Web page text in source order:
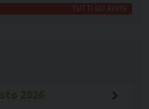
TUTTI GLI AVVISI